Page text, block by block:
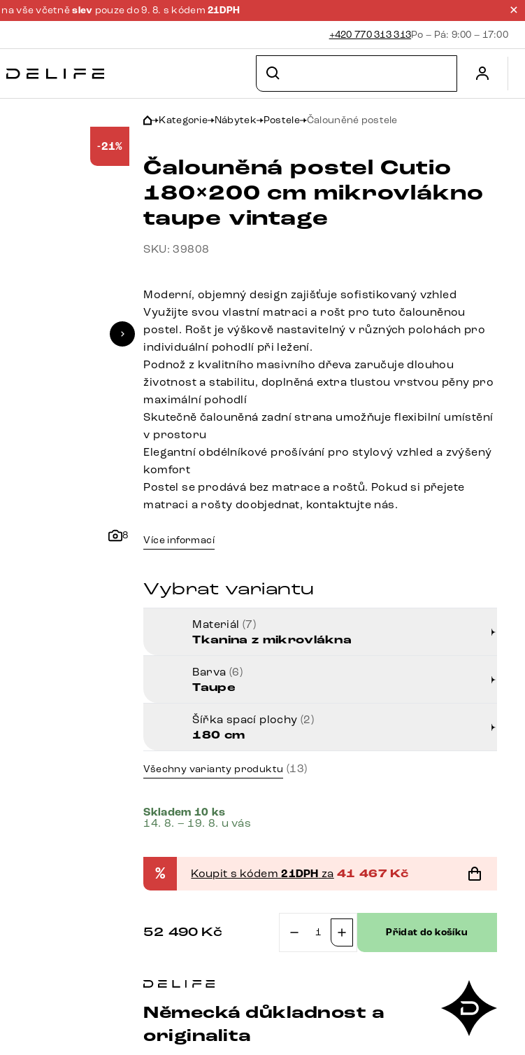
na vše včetněslev pouze do 9. 8. s kódem21DPH
+420 770 313 313Po – Pá: 9:00 – 17:00
8
-21%
Kategorie Nábytek Postele Čalouněné postele
Čalouněná postel Cutio
180×200 cm mikrovlákno
taupe vintage
SKU: 39808
Moderní, objemný design zajišťuje sofistikovaný vzhled
Využijte svou vlastní matraci a rošt pro tuto čalouněnou
postel. Rošt je výškově nastavitelný v různých polohách pro
individuální pohodlí při ležení.
Podnož z kvalitního masivního dřeva zaručuje dlouhou
životnost a stabilitu, doplněná extra tlustou vrstvou pěny pro
maximální pohodlí
Skutečně čalouněná zadní strana umožňuje flexibilní umístění
v prostoru
Elegantní obdélníkové prošívání pro stylový vzhled a zvýšený
komfort
Postel se prodává bez matrace a roštů. Pokud si přejete
matraci a rošty doobjednat, kontaktujte nás.
Více informací
Vybrat variantu
Materiál (7)
Tkanina z mikrovlákna
Barva (6)
Taupe
Šířka spací plochy (2)
180 cm
Všechny varianty produktu (13)
Skladem 10 ks
14. 8. – 19. 8. u vás
% Koupit s kódem21DPH za 41 467 Kč
52 490 Kč
Čalouněná
cm
Přidat do košíku
Německá důkladnost a
originalita